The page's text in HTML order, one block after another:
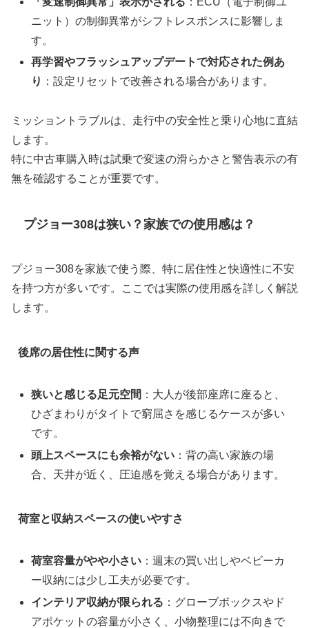
ニット）の制御異常がシフトレスポンスに影響しま
す。
再学習やフラッシュアップデートで対応された例あ
り ：設定リセットで改善される場合があります。
ミッショントラブルは、走行中の安全性と乗り心地に直結
します。
特に中古車購入時は試乗で変速の滑らかさと警告表示の有
無を確認することが重要です。
プジョー308は狭い？家族での使用感は？
プジョー308を家族で使う際、特に居住性と快適性に不安
を持つ方が多いです。ここでは実際の使用感を詳しく解説
します。
後席の居住性に関する声
狭いと感じる足元空間 ：大人が後部座席に座ると、
ひざまわりがタイトで窮屈さを感じるケースが多い
です。
頭上スペースにも余裕がない ：背の高い家族の場
合、天井が近く、圧迫感を覚える場合があります。
荷室と収納スペースの使いやすさ
荷室容量がやや小さい ：週末の買い出しやベビーカ
ー収納には少し工夫が必要です。
インテリア収納が限られる ：グローブボックスやド
アポケットの容量が小さく、小物整理には不向きで